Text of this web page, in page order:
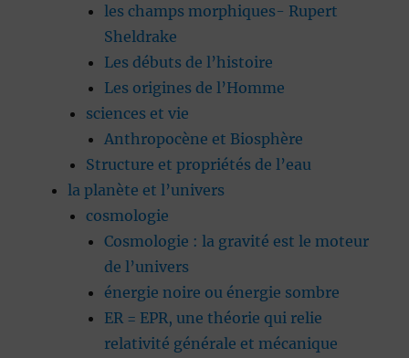
les champs morphiques- Rupert
Sheldrake
Les débuts de l’histoire
Les origines de l’Homme
sciences et vie
Anthropocène et Biosphère
Structure et propriétés de l’eau
la planète et l’univers
cosmologie
Cosmologie : la gravité est le moteur
de l’univers
énergie noire ou énergie sombre
ER = EPR, une théorie qui relie
relativité générale et mécanique